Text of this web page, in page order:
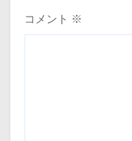
コメント ※